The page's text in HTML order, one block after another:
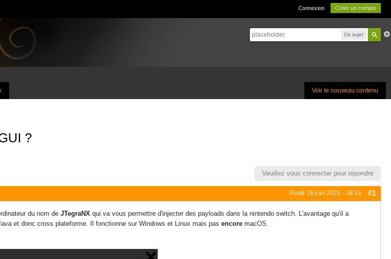
Connexion Créer un compte
Ce sujet
Voir le nouveau contenu
?
Veuillez vous connecter pour répondre
Posté 18 juin 2021 - 18:18 #1
du nom de JTegraNX qui va vous permettre d'injecter des payloads dans la nintendo switch. L'avantage qu'il a
et donc cross plateforme. Il fonctionne sur Windows et Linux mais pas encore macOS.